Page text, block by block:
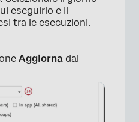
eseguirlo e il
tra le esecuzioni.
Aggiorna dal